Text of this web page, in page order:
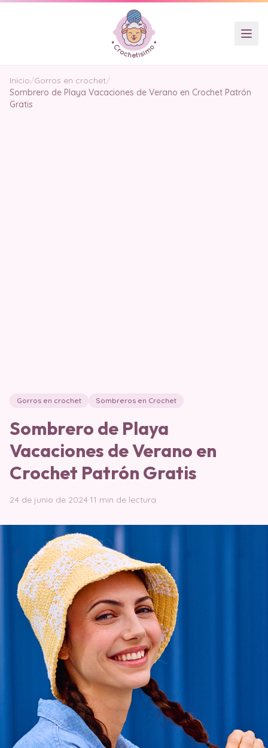
Inicio/Gorros en crochet/
Sombrero de Playa Vacaciones de Verano en Crochet Patrón
Gratis
Gorros en crochet Sombreros en Crochet
Sombrero de Playa
Vacaciones de Verano en
Crochet Patrón Gratis
24 de junio de 2024·11 min de lectura